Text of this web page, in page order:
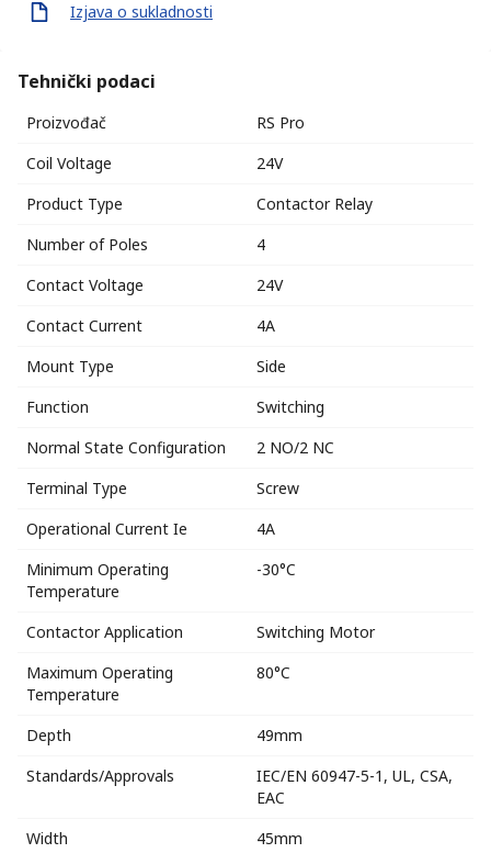
Izjava o sukladnosti
Tehnički podaci
Proizvođač
RS Pro
Coil Voltage
24V
Product Type
Contactor Relay
Number of Poles
4
Contact Voltage
24V
Contact Current
4A
Mount Type
Side
Function
Switching
Normal State Configuration
2 NO/2 NC
Terminal Type
Screw
Operational Current Ie
4A
Minimum Operating
Temperature
-30°C
Contactor Application
Switching Motor
Maximum Operating
Temperature
80°C
Depth
49mm
Standards/Approvals
IEC/EN 60947-5-1, UL, CSA,
EAC
Width
45mm